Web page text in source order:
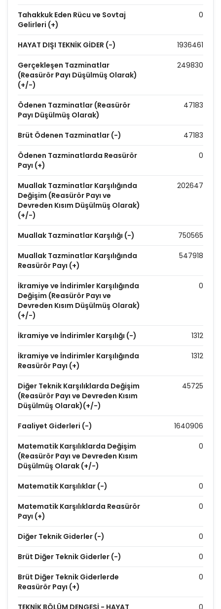
Tahakkuk Eden Rücu ve Sovtaj
Gelirleri (+)
0
HAYAT DIŞI TEKNİK GİDER (-) 1936461
Gerçekleşen Tazminatlar
(Reasürör Payı Düşülmüş Olarak)
(+/-)
249830
Ödenen Tazminatlar (Reasürör
Payı Düşülmüş Olarak)
47183
Brüt Ödenen Tazminatlar (-) 47183
Ödenen Tazminatlarda Reasürör
Payı (+)
0
Muallak Tazminatlar Karşılığında
Değişim (Reasürör Payı ve
Devreden Kısım Düşülmüş Olarak)
(+/-)
202647
Muallak Tazminatlar Karşılığı (-) 750565
Muallak Tazminatlar Karşılığında
Reasürör Payı (+)
547918
İkramiye ve İndirimler Karşılığında
Değişim (Reasürör Payı ve
Devreden Kısım Düşülmüş Olarak)
(+/-)
0
İkramiye ve İndirimler Karşılığı (-) 1312
İkramiye ve İndirimler Karşılığında
Reasürör Payı (+)
1312
Diğer Teknik Karşılıklarda Değişim
(Reasürör Payı ve Devreden Kısım
Düşülmüş Olarak)(+/-)
45725
Faaliyet Giderleri (-) 1640906
Matematik Karşılıklarda Değişim
(Reasürör Payı ve Devreden Kısım
Düşülmüş Olarak (+/-)
0
Matematik Karşılıklar (-) 0
Matematik Karşılıklarda Reasürör
Payı (+)
0
Diğer Teknik Giderler (-) 0
Brüt Diğer Teknik Giderler (-) 0
Brüt Diğer Teknik Giderlerde
Reasürör Payı (+)
0
TEKNİK BÖLÜM DENGESİ - HAYAT 0